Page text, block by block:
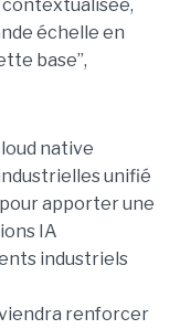
échelle en
base”,
native
unifié
apporter une
IA
industriels
renforcer